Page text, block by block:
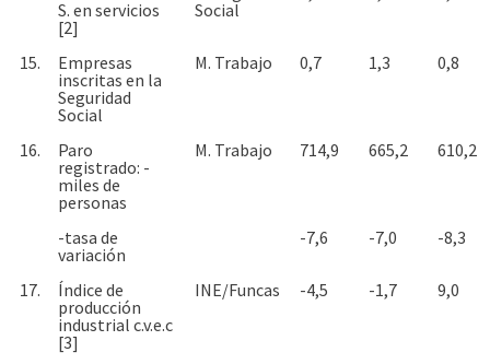
S. en servicios
[2]
Social
15.
Empresas
inscritas en la
Seguridad
Social
M. Trabajo 0,7 1,3 0,8
16.
Paro
registrado: -
miles de
personas
M. Trabajo 714,9 665,2 610,2
-tasa de
variación
-7,6 -7,0 -8,3
17.
Índice de
producción
industrial c.v.e.c
[3]
INE/Funcas -4,5 -1,7 9,0